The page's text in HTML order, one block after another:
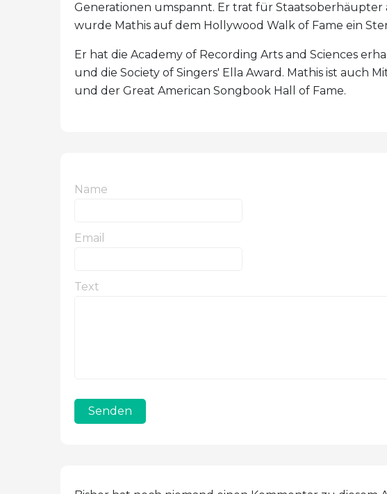
Generationen umspannt. Er trat für Staatsoberhäupter
wurde Mathis auf dem Hollywood Walk of Fame ein
Er hat die Academy of Recording Arts and Sciences
und die Society of Singers' Ella Award. Mathis ist auch
und der Great American Songbook Hall of Fame.
Name
Email
Text
Senden